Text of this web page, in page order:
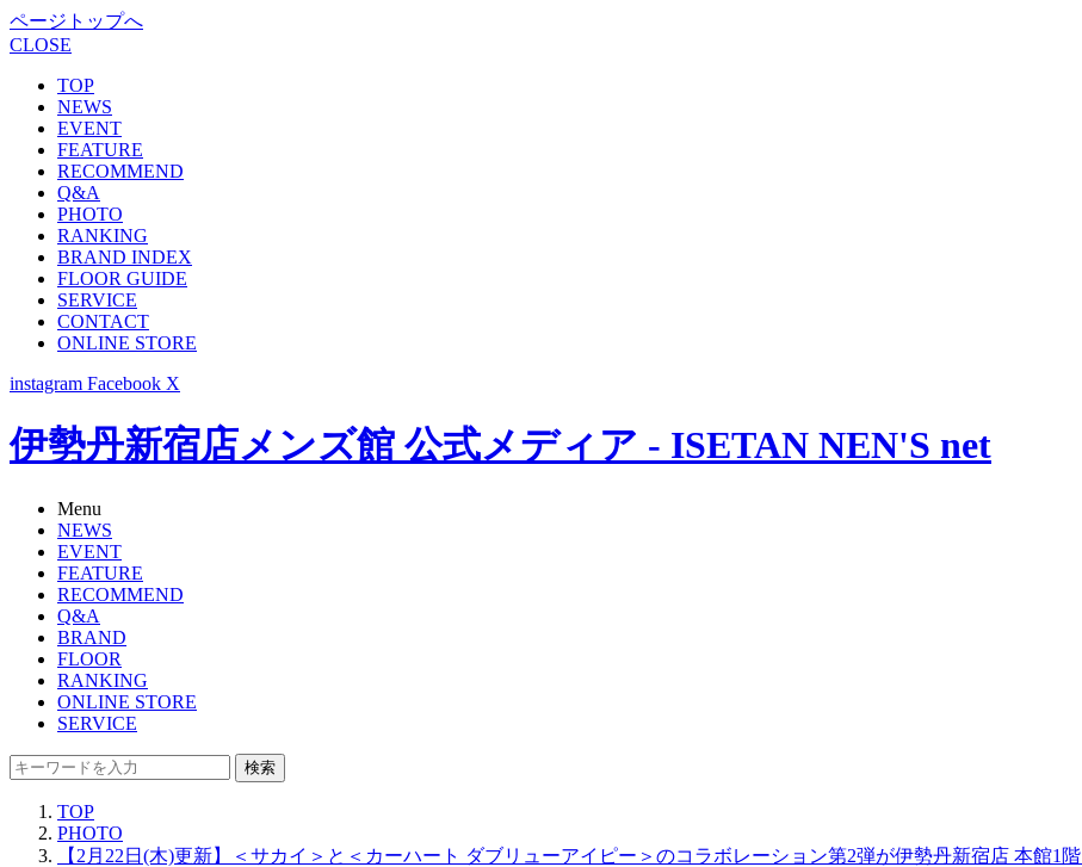
ページトップへ
CLOSE
TOP
NEWS
EVENT
FEATURE
RECOMMEND
Q&A
PHOTO
RANKING
BRAND INDEX
FLOOR GUIDE
SERVICE
CONTACT
ONLINE STORE
instagram Facebook X
伊勢丹新宿店メンズ館 公式メディア - ISETAN NEN'S net
Menu
NEWS
EVENT
FEATURE
RECOMMEND
Q&A
BRAND
FLOOR
RANKING
ONLINE STORE
SERVICE
検索
TOP
PHOTO
【2月22日(木)更新】＜サカイ＞と＜カーハート ダブリューアイピー＞のコラボレーション第2弾が伊勢丹新宿店 本館1